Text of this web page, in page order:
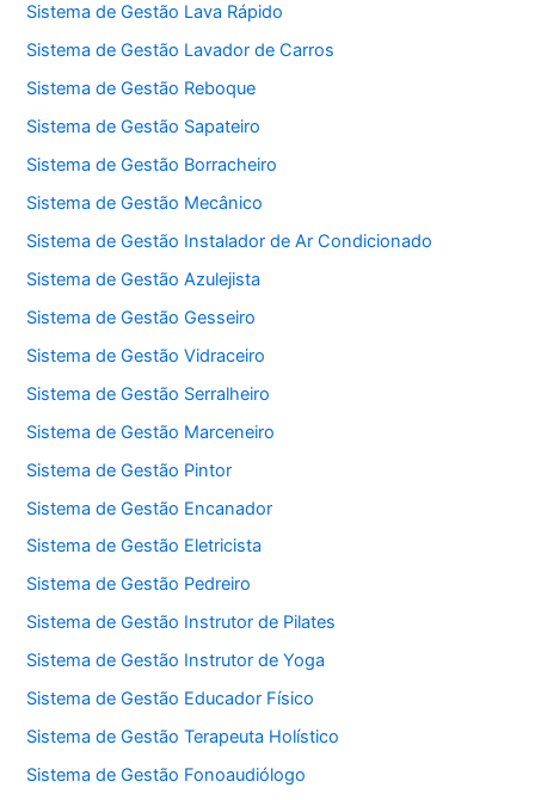
Sistema de Gestão Lava Rápido
Sistema de Gestão Lavador de Carros
Sistema de Gestão Reboque
Sistema de Gestão Sapateiro
Sistema de Gestão Borracheiro
Sistema de Gestão Mecânico
Sistema de Gestão Instalador de Ar Condicionado
Sistema de Gestão Azulejista
Sistema de Gestão Gesseiro
Sistema de Gestão Vidraceiro
Sistema de Gestão Serralheiro
Sistema de Gestão Marceneiro
Sistema de Gestão Pintor
Sistema de Gestão Encanador
Sistema de Gestão Eletricista
Sistema de Gestão Pedreiro
Sistema de Gestão Instrutor de Pilates
Sistema de Gestão Instrutor de Yoga
Sistema de Gestão Educador Físico
Sistema de Gestão Terapeuta Holístico
Sistema de Gestão Fonoaudiólogo